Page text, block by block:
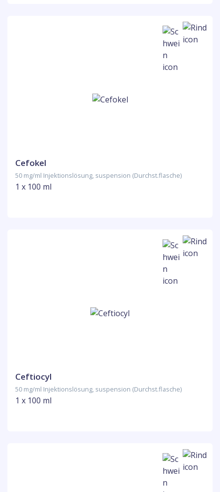
Cefokel
50 mg/ml Injektionslösung, suspension (Durchst.flasche)
1 x 100 ml
Ceftiocyl
50 mg/ml Injektionslösung, suspension (Durchst.flasche)
1 x 100 ml